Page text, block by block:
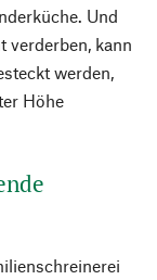
Und
verderben, kann
werden,
Höhe